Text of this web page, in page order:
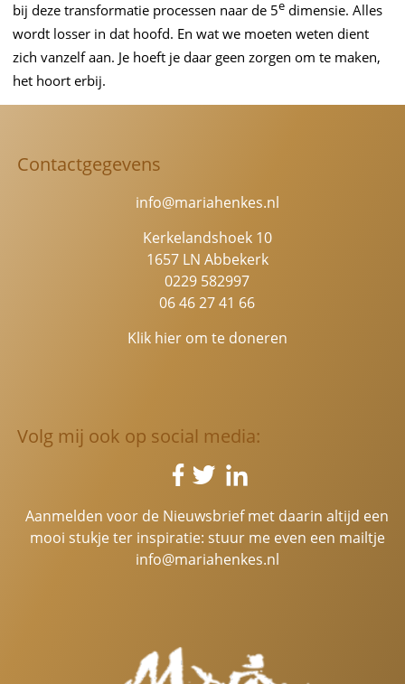
bij deze transformatie processen naar de 5e dimensie. Alles
wordt losser in dat hoofd. En wat we moeten weten dient
zich vanzelf aan. Je hoeft je daar geen zorgen om te maken,
het hoort erbij.
Contactgegevens
info@mariahenkes.nl
Kerkelandshoek 10
1657 LN Abbekerk
0229 582997
06 46 27 41 66
Klik hier om te doneren
Volg mij ook op social media:
Aanmelden voor de Nieuwsbrief met daarin altijd een
mooi stukje ter inspiratie: stuur me even een mailtje
info@mariahenkes.nl